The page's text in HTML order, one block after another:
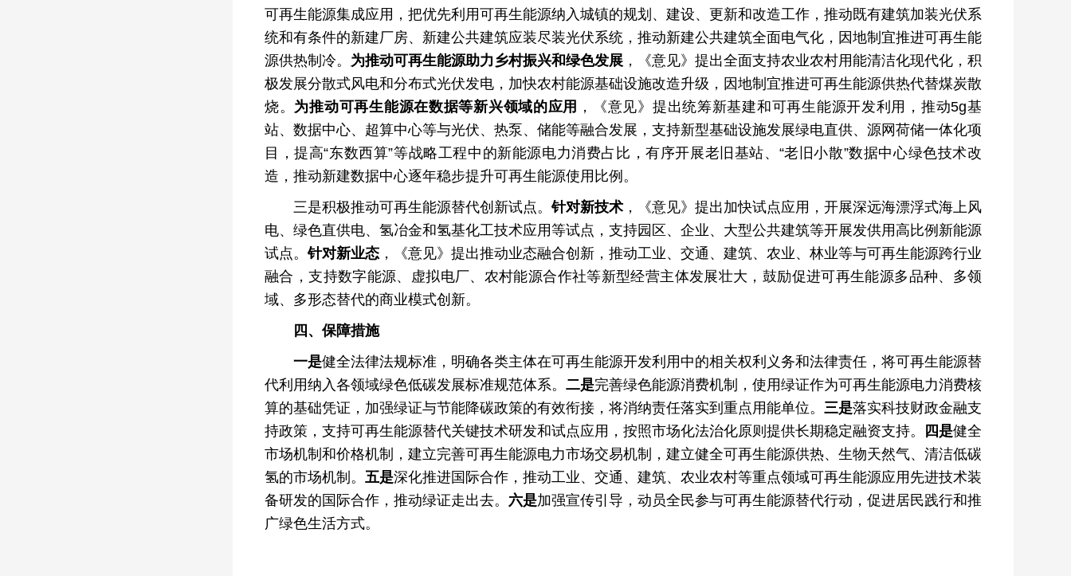
可再生能源集成应用，把优先利用可再生能源纳入城镇的规划、建设、更新和改造工作，推动既有建筑加装光伏系
统和有条件的新建厂房、新建公共建筑应装尽装光伏系统，推动新建公共建筑全面电气化，因地制宜推进可再生能
源供热制冷。 为推动可再生能源助力乡村振兴和绿色发展 ，《意见》提出全面支持农业农村用能清洁化现代化，积
极发展分散式风电和分布式光伏发电，加快农村能源基础设施改造升级，因地制宜推进可再生能源供热代替煤炭散
烧。 为推动可再生能源在数据等新兴领域的应用 ，《意见》提出统筹新基建和可再生能源开发利用，推动5g基
站、数据中心、超算中心等与光伏、热泵、储能等融合发展，支持新型基础设施发展绿电直供、源网荷储一体化项
目，提高“东数西算”等战略工程中的新能源电力消费占比，有序开展老旧基站、“老旧小散”数据中心绿色技术改
造，推动新建数据中心逐年稳步提升可再生能源使用比例。
三是积极推动可再生能源替代创新试点。针对新技术 ，《意见》提出加快试点应用，开展深远海漂浮式海上风
电、绿色直供电、氢冶金和氢基化工技术应用等试点，支持园区、企业、大型公共建筑等开展发供用高比例新能源
试点。针对新业态 ，《意见》提出推动业态融合创新，推动工业、交通、建筑、农业、林业等与可再生能源跨行业
融合，支持数字能源、虚拟电厂、农村能源合作社等新型经营主体发展壮大，鼓励促进可再生能源多品种、多领
域、多形态替代的商业模式创新。
四、保障措施
一是健全法律法规标准，明确各类主体在可再生能源开发利用中的相关权利义务和法律责任，将可再生能源替
代利用纳入各领域绿色低碳发展标准规范体系。 二是完善绿色能源消费机制，使用绿证作为可再生能源电力消费核
算的基础凭证，加强绿证与节能降碳政策的有效衔接，将消纳责任落实到重点用能单位。 三是落实科技财政金融支
持政策，支持可再生能源替代关键技术研发和试点应用，按照市场化法治化原则提供长期稳定融资支持。
四是健全
市场机制和价格机制，建立完善可再生能源电力市场交易机制，建立健全可再生能源供热、生物天然气、清洁低碳
氢的市场机制。 五是深化推进国际合作，推动工业、交通、建筑、农业农村等重点领域可再生能源应用先进技术装
备研发的国际合作，推动绿证走出去。 六是加强宣传引导，动员全民参与可再生能源替代行动，促进居民践行和推
广绿色生活方式。